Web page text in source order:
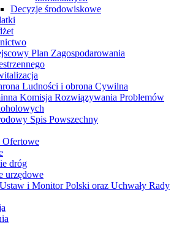
Decyzje środowiskowe
Plan Zagospodarowania
Ludności i obrona Cywilna
Komisja Rozwiązywania Problemów
Spis Powszechny
Ofertowe
dróg
urzędowe
i Monitor Polski oraz Uchwały Rady